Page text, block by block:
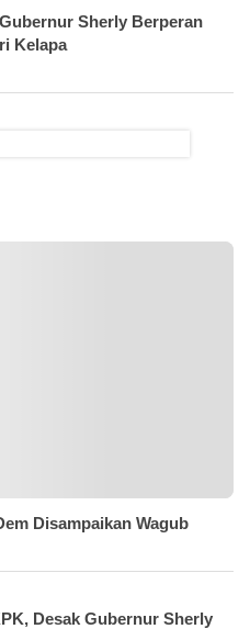
Sherly Berperan
Kelapa
Disampaikan Wagub
Desak Gubernur Sherly